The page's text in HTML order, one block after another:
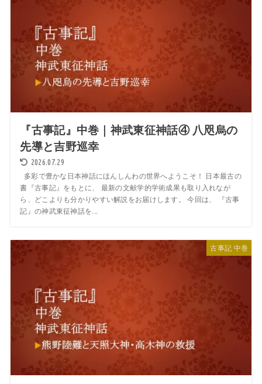
『古事記』中巻｜神武東征神話④ 八咫烏の
先導と吉野巡幸
2026.07.29
多彩で豊かな日本神話にほんしんわの世界へようこそ！ 日本最古の
書『古事記』をもとに、 最新の文献学的学術成果も取り入れなが
ら、どこよりも分かりやすい解説をお届けします。 今回は、 『古事
記』の神武東征神話を...
古事記 中巻